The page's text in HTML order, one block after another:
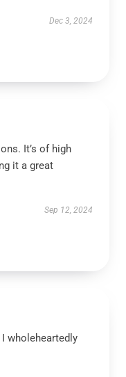
Dec 3, 2024
It’s of high
it a great
Sep 12, 2024
wholeheartedly